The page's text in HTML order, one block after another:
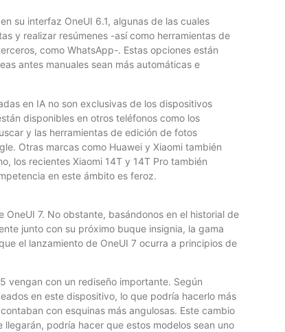
su interfaz OneUI 6.1, algunas de las cuales
y realizar resúmenes -así como herramientas de
como WhatsApp-. Estas opciones están
antes manuales sean más automáticas e
en IA no son exclusivas de los dispositivos
disponibles en otros teléfonos como los
y las herramientas de edición de fotos
Otras marcas como Huawei y Xiaomi también
los recientes Xiaomi 14T y 14T Pro también
en este ámbito es feroz.
7. No obstante, basándonos en el historial de
junto con su próximo buque insignia, la gama
el lanzamiento de OneUI 7 ocurra a principios de
vengan con un rediseño importante. Según
en este dispositivo, lo que podría hacerlo más
con esquinas más angulosas. Este cambio
podría hacer que estos modelos sean uno